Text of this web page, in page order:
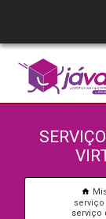
serviço